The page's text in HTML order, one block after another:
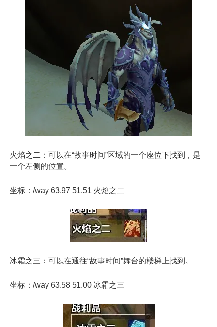
火焰之 二：可以在“故事时间”区域的一个座位下找到，是
一个左侧的位置。
坐标：/way 63.97 51.51 火焰之 二
冰霜之三：可以在通往“故事时间”舞台的楼梯上找到。
坐标：/way 63.58 51.00 冰霜之三